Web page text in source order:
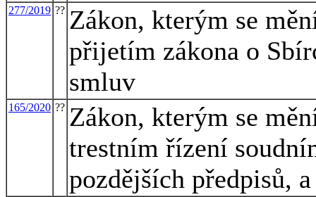
277/2019 ?? Zákon, kterým se
přijetím zákona o
smluv
165/2020 ?? Zákon, kterým se
trestním řízení
pozdějších předpisů,